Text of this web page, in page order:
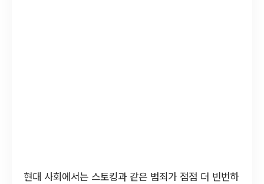
현대 사회에서는 스토킹과 같은 범죄가 점점 더 빈번하